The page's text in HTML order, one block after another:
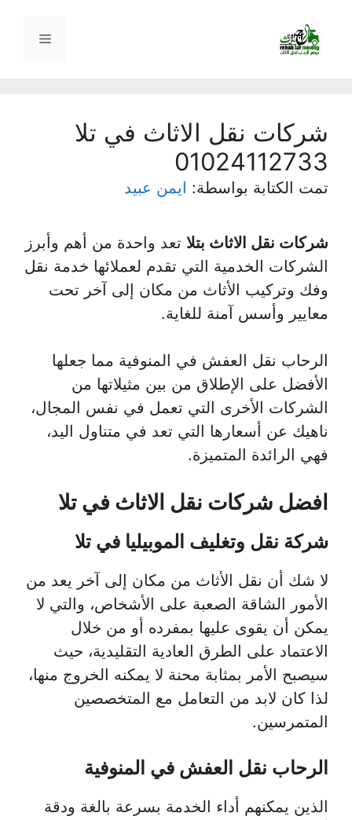
المحتوى
القائمة
شركات نقل الاثاث في تلا
01024112733
تمت الكتابة بواسطة: ايمن عبيد
شركات نقل الاثاث بتلا تعد واحدة من أهم وأبرز
الشركات الخدمية التي تقدم لعملائها خدمة نقل
وفك وتركيب الأثاث من مكان إلى آخر تحت
معايير وأسس آمنة للغاية.
الرحاب نقل العفش في المنوفية مما جعلها
الأفضل على الإطلاق من بين مثيلاتها من
الشركات الأخرى التي تعمل في نفس المجال،
ناهيك عن أسعارها التي تعد في متناول اليد،
فهي الرائدة المتميزة.
افضل شركات نقل الاثاث في تلا
شركة نقل وتغليف الموبيليا في تلا
لا شك أن نقل الأثاث من مكان إلى آخر يعد من
الأمور الشاقة الصعبة على الأشخاص، والتي لا
يمكن أن يقوى عليها بمفرده أو من خلال
الاعتماد على الطرق العادية التقليدية، حيث
سيصبح الأمر بمثابة محنة لا يمكنه الخروج منها،
لذا كان لابد من التعامل مع المتخصصين
المتمرسين.
الرحاب نقل العفش في المنوفية
الذين يمكنهم أداء الخدمة بسرعة بالغة ودقة